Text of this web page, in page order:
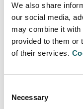
We also share
our social media,
may combine it with
provided to them or
of their services.
Selection
Necessary